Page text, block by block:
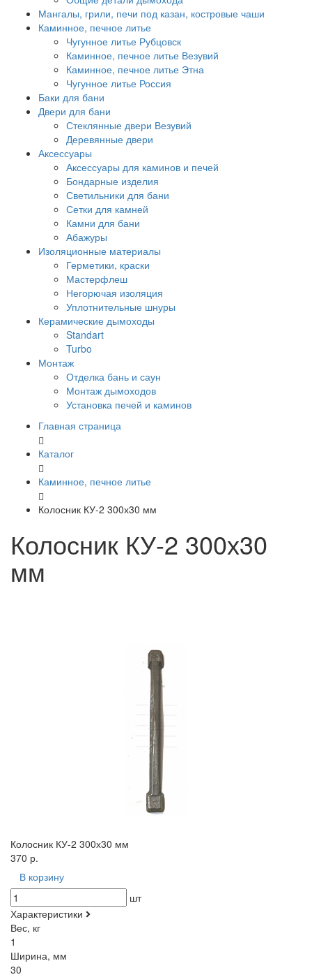
Мангалы, грили, печи под казан, костровые чаши
Каминное, печное литье
Чугунное литье Рубцовск
Каминное, печное литье Везувий
Каминное, печное литье Этна
Чугунное литье Россия
Баки для бани
Двери для бани
Стеклянные двери Везувий
Деревянные двери
Аксессуары
Аксессуары для каминов и печей
Бондарные изделия
Светильники для бани
Сетки для камней
Камни для бани
Абажуры
Изоляционные материалы
Герметики, краски
Мастерфлеш
Негорючая изоляция
Уплотнительные шнуры
Керамические дымоходы
Standart
Turbo
Монтаж
Отделка бань и саун
Монтаж дымоходов
Установка печей и каминов
Главная страница
Каталог
Каминное, печное литье
Колосник КУ-2 300х30 мм
Колосник КУ-2 300х30
мм
Колосник КУ-2 300х30 мм
370 р.
В корзину
шт
Характеристики
Вес, кг
1
Ширина, мм
30